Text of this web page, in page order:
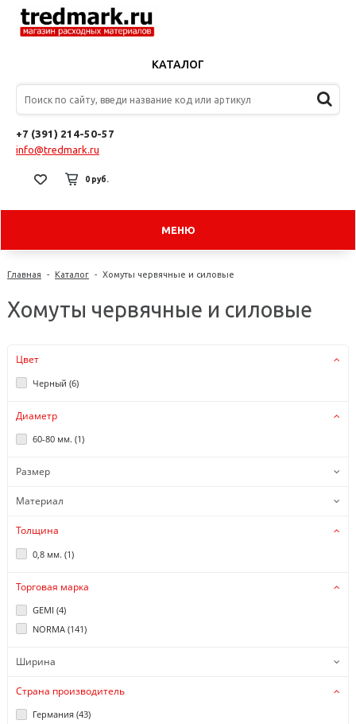
КАТАЛОГ
+7 (391) 214-50-57
info@tredmark.ru
0 руб.
МЕНЮ
Главная - Каталог - Хомуты червячные и силовые
Хомуты червячные и силовые
Цвет
Черный (6)
Диаметр
60-80 мм. (1)
Размер
Материал
Толщина
0,8 мм. (1)
Торговая марка
GEMI (4)
NORMA (141)
Ширина
Страна производитель
Германия (43)